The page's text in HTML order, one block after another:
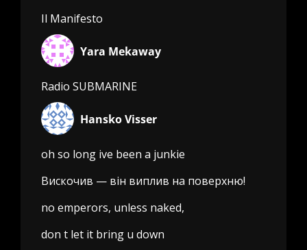
Il Manifesto
Yara Mekaway
Radio SUBMARINE
Hansko Visser
oh so long ive been a junkie
Вискочив — він виплив на поверхню!
no emperors, unless naked,
don t let it bring u down